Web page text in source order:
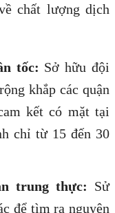
chất lượng dịch
tốc: Sở hữu đội
khắp các quận
kết có mặt tại
chỉ từ 15 đến 30
trung thực: Sử
để tìm ra nguyên